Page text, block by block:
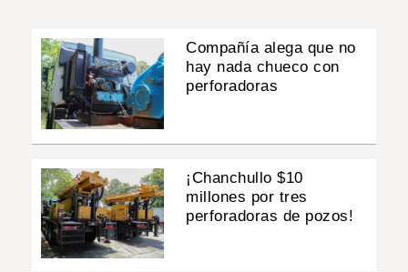
Compañía alega que no
hay nada chueco con
perforadoras
¡Chanchullo $10
millones por tres
perforadoras de pozos!